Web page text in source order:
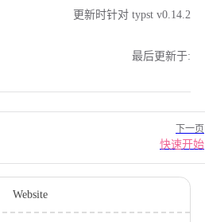
更新时针对 typst v0.14.2
最后更新于:
下一页
快速开始
Website